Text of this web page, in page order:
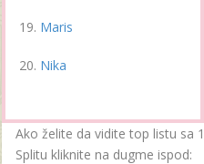
Maris
Nika
Ako želite da vidite top listu sa
Splitu kliknite na dugme ispod: